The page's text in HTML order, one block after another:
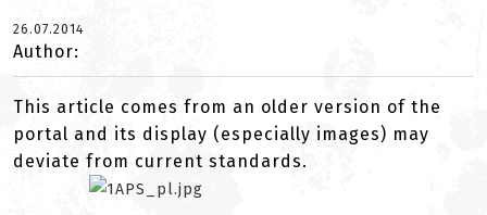
26.07.2014
Author:
This article comes from an older version of the
portal and its display (especially images) may
deviate from current standards.